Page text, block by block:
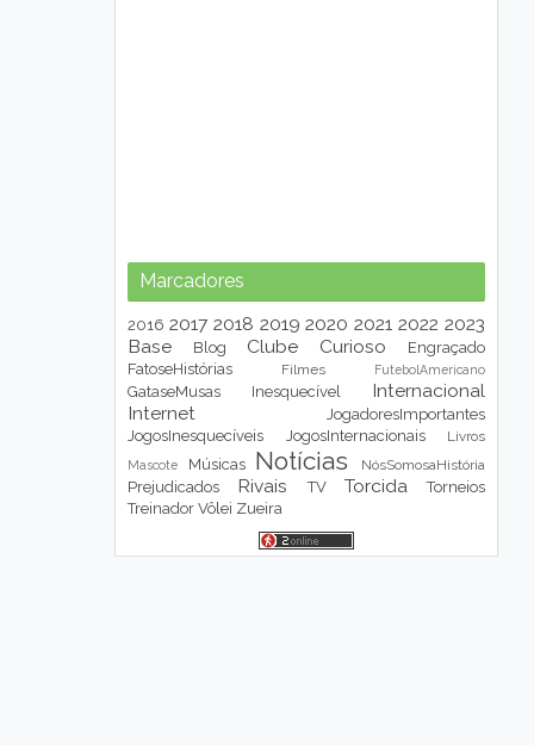
Marcadores
2016 2017 2018 2019 2020 2021 2022 2023
Base
Blog Clube Curioso
Engraçado
FatoseHistórias
Filmes FutebolAmericano
GataseMusas Inesquecível
Internacional
Internet
JogadoresImportantes
JogosInesquecíveis
JogosInternacionais Livros
Mascote Músicas Notícias NósSomosaHistória
Prejudicados Rivais TV Torcida
Torneios
Treinador Vôlei Zueira